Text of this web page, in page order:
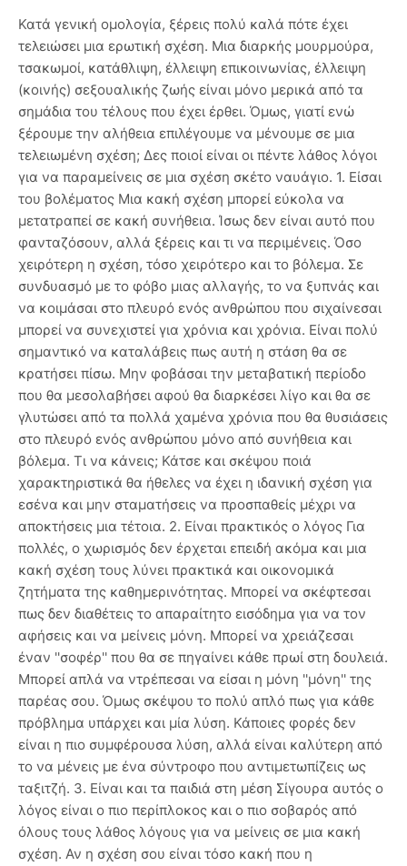
Κατά γενική ομολογία, ξέρεις πολύ καλά πότε έχει
τελειώσει μια ερωτική σχέση. Μια διαρκής μουρμούρα,
τσακωμοί, κατάθλιψη, έλλειψη επικοινωνίας, έλλειψη
(κοινής) σεξουαλικής ζωής είναι μόνο μερικά από τα
σημάδια του τέλους που έχει έρθει. Όμως, γιατί ενώ
ξέρουμε την αλήθεια επιλέγουμε να μένουμε σε μια
τελειωμένη σχέση; Δες ποιοί είναι οι πέντε λάθος λόγοι
για να παραμείνεις σε μια σχέση σκέτο ναυάγιο. 1. Είσαι
του βολέματος Μια κακή σχέση μπορεί εύκολα να
μετατραπεί σε κακή συνήθεια. Ίσως δεν είναι αυτό που
φανταζόσουν, αλλά ξέρεις και τι να περιμένεις. Όσο
χειρότερη η σχέση, τόσο χειρότερο και το βόλεμα. Σε
συνδυασμό με το φόβο μιας αλλαγής, το να ξυπνάς και
να κοιμάσαι στο πλευρό ενός ανθρώπου που σιχαίνεσαι
μπορεί να συνεχιστεί για χρόνια και χρόνια. Είναι πολύ
σημαντικό να καταλάβεις πως αυτή η στάση θα σε
κρατήσει πίσω. Μην φοβάσαι την μεταβατική περίοδο
που θα μεσολαβήσει αφού θα διαρκέσει λίγο και θα σε
γλυτώσει από τα πολλά χαμένα χρόνια που θα θυσιάσεις
στο πλευρό ενός ανθρώπου μόνο από συνήθεια και
βόλεμα. Τι να κάνεις; Κάτσε και σκέψου ποιά
χαρακτηριστικά θα ήθελες να έχει η ιδανική σχέση για
εσένα και μην σταματήσεις να προσπαθείς μέχρι να
αποκτήσεις μια τέτοια. 2. Είναι πρακτικός ο λόγος Για
πολλές, ο χωρισμός δεν έρχεται επειδή ακόμα και μια
κακή σχέση τους λύνει πρακτικά και οικονομικά
ζητήματα της καθημερινότητας. Μπορεί να σκέφτεσαι
πως δεν διαθέτεις το απαραίτητο εισόδημα για να τον
αφήσεις και να μείνεις μόνη. Μπορεί να χρειάζεσαι
έναν ''σοφέρ'' που θα σε πηγαίνει κάθε πρωί στη δουλειά.
Μπορεί απλά να ντρέπεσαι να είσαι η μόνη ''μόνη'' της
παρέας σου. Όμως σκέψου το πολύ απλό πως για κάθε
πρόβλημα υπάρχει και μία λύση. Κάποιες φορές δεν
είναι η πιο συμφέρουσα λύση, αλλά είναι καλύτερη από
το να μένεις με ένα σύντροφο που αντιμετωπίζεις ως
ταξιτζή. 3. Είναι και τα παιδιά στη μέση Σίγουρα αυτός ο
λόγος είναι ο πιο περίπλοκος και ο πιο σοβαρός από
όλους τους λάθος λόγους για να μείνεις σε μια κακή
σχέση. Αν η σχέση σου είναι τόσο κακή που η